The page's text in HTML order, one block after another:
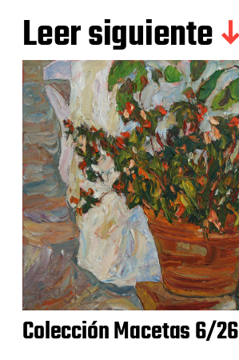
Leer siguiente
Colección Macetas 6/26